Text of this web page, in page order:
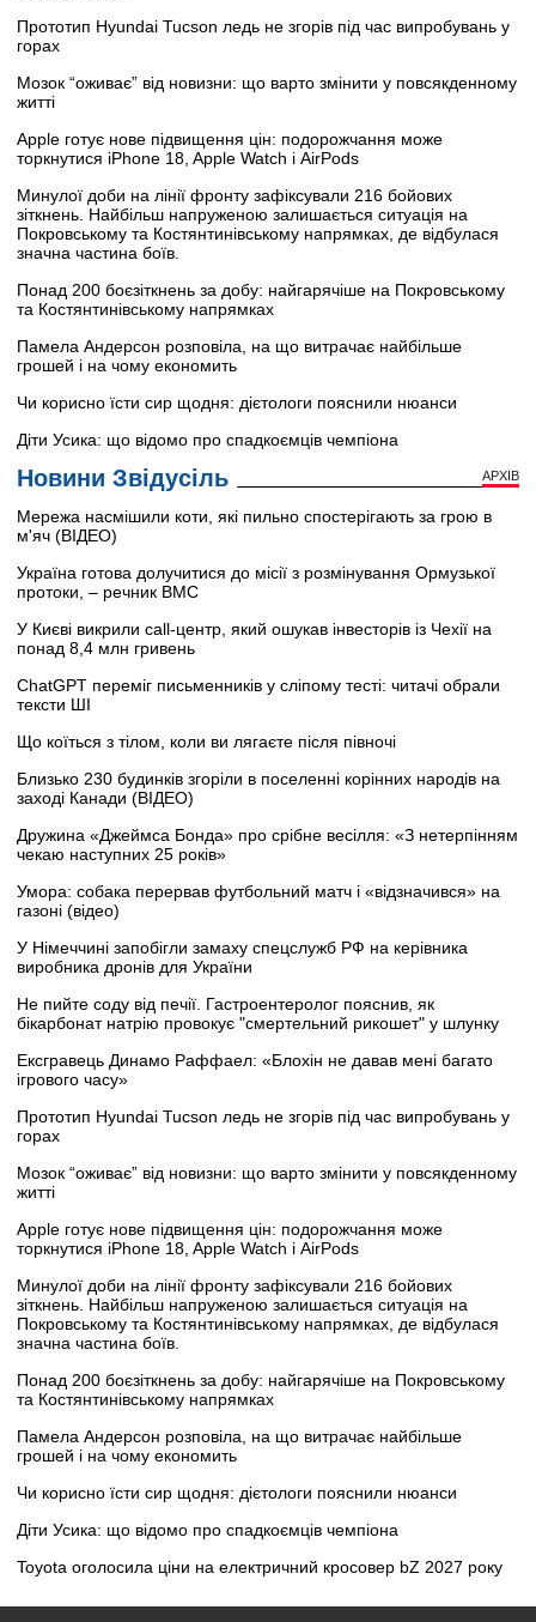
Прототип Hyundai Tucson ледь не згорів під час випробувань у
горах
Мозок “оживає” від новизни: що варто змінити у повсякденному
житті
Apple готує нове підвищення цін: подорожчання може
торкнутися iPhone 18, Apple Watch і AirPods
Минулої доби на лінії фронту зафіксували 216 бойових
зіткнень. Найбільш напруженою залишається ситуація на
Покровському та Костянтинівському напрямках, де відбулася
значна частина боїв.
Понад 200 боєзіткнень за добу: найгарячіше на Покровському
та Костянтинівському напрямках
Памела Андерсон розповіла, на що витрачає найбільше
грошей і на чому економить
Чи корисно їсти сир щодня: дієтологи пояснили нюанси
Діти Усика: що відомо про спадкоємців чемпіона
Новини Звідусіль АРХІВ
Мережа насмішили коти, які пильно спостерігають за грою в
м'яч (ВІДЕО)
Україна готова долучитися до місії з розмінування Ормузької
протоки, – речник ВМС
У Києві викрили call-центр, який ошукав інвесторів із Чехії на
понад 8,4 млн гривень
ChatGPT переміг письменників у сліпому тесті: читачі обрали
тексти ШІ
Що коїться з тілом, коли ви лягаєте після півночі
Близько 230 будинків згоріли в поселенні корінних народів на
заході Канади (ВІДЕО)
Дружина «Джеймса Бонда» про срібне весілля: «З нетерпінням
чекаю наступних 25 років»
Умора: собака перервав футбольний матч і «відзначився» на
газоні (відео)
У Німеччині запобігли замаху спецслужб РФ на керівника
виробника дронів для України
Не пийте соду від печії. Гастроентеролог пояснив, як
бікарбонат натрію провокує "смертельний рикошет" у шлунку
Ексгравець Динамо Раффаел: «Блохін не давав мені багато
ігрового часу»
Прототип Hyundai Tucson ледь не згорів під час випробувань у
горах
Мозок “оживає” від новизни: що варто змінити у повсякденному
житті
Apple готує нове підвищення цін: подорожчання може
торкнутися iPhone 18, Apple Watch і AirPods
Минулої доби на лінії фронту зафіксували 216 бойових
зіткнень. Найбільш напруженою залишається ситуація на
Покровському та Костянтинівському напрямках, де відбулася
значна частина боїв.
Понад 200 боєзіткнень за добу: найгарячіше на Покровському
та Костянтинівському напрямках
Памела Андерсон розповіла, на що витрачає найбільше
грошей і на чому економить
Чи корисно їсти сир щодня: дієтологи пояснили нюанси
Діти Усика: що відомо про спадкоємців чемпіона
Toyota оголосила ціни на електричний кросовер bZ 2027 року